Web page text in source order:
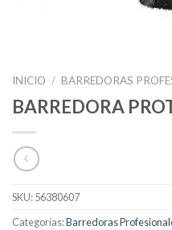
INICIO / BARREDORAS
BARREDORA
SKU:56380607
Categorías:Barredoras